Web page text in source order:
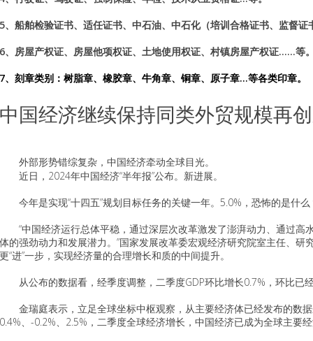
5、船舶检验证书、适任证书、中石油、中石化（培训合格证书、监督证
6、房屋产权证、房屋他项权证、土地使用权证、村镇房屋产权证……等
7、刻章类别：树脂章、橡胶章、牛角章、铜章、原子章...等各类印章。
中国经济继续保持同类外贸规模再
外部形势错综复杂，中国经济牵动全球目光。
近日，2024年中国经济“半年报”公布。新进展。
今年是实现“十四五”规划目标任务的关键一年。5.0%，恐怖的是什么
“中国经济运行总体平稳，通过深层次改革激发了澎湃动力、通过高
体的强劲动力和发展潜力。”国家发展改革委宏观经济研究院室主任、研
更“进”一步，实现经济量的合理增长和质的中间提升。
从公布的数据看，经季度调整，二季度GDP环比增长0.7%，环比已
金瑞庭表示，立足全球坐标中枢观察，从主要经济体已经发布的数据
0.4%、-0.2%、2.5%，二季度全球经济增长，中国经济已成为全球主要